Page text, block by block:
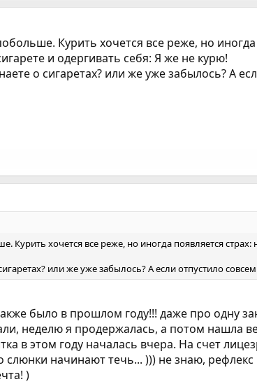
Курить хочется все реже, но
и одергивать себя: Я же не курю!
о сигаретах? или же уже забылось? А
Курить хочется все реже, но иногда появляется
или же уже забылось? А если отпустило
было в прошлом году!!! даже про одну
неделю я продержалась, а потом нашла
в этом году началась вчера. На счет
слюнки начинают течь... ))) не знаю,
)